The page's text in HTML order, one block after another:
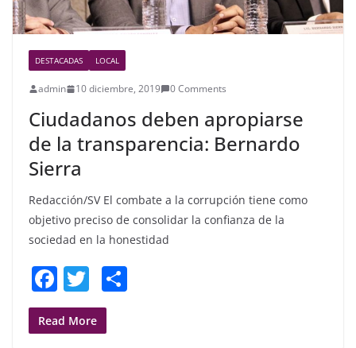
DESTACADAS LOCAL
admin 10 diciembre, 2019 0 Comments
Ciudadanos deben apropiarse
de la transparencia: Bernardo
Sierra
Redacción/SV El combate a la corrupción tiene como
objetivo preciso de consolidar la confianza de la
sociedad en la honestidad
F
a
c
T
w
itt
Read More